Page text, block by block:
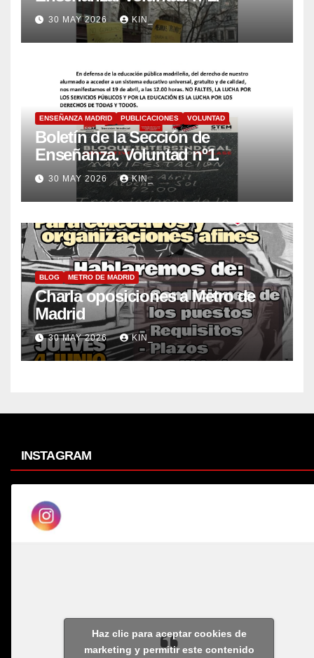
30 MAY 2026 KIN_
ENSEÑANZA MADRID PUBLICACIONES VOLUNTAD
Boletín de la Sección de
Enseñanza. Voluntad nº1.
30 MAY 2026 KIN_
BLOG METRO DE MADRID
Charla oposiciones a Metro de
Madrid
30 MAY 2026 KIN_
INSTAGRAM
Haz clic para aceptar cookies de
marketing y permitir este contenido